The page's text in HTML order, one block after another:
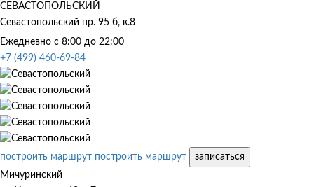
СЕВАСТОПОЛЬСКИЙ
Севастопольский пр. 95 б, к.8
Ежедневно с 8:00 до 22:00
+7 (499) 460-69-84
построить маршрут построить маршрут
записаться
Мичуринский